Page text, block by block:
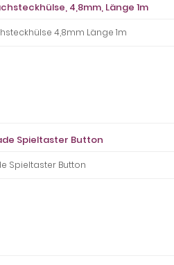
4,8mm, Länge 1m
4,8mm Länge 1m
Spieltaster Button
Spieltaster Button